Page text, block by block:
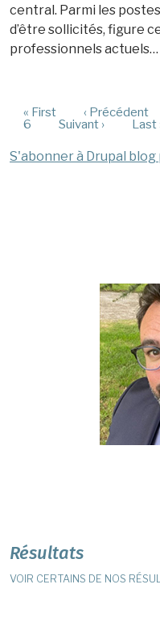
central. Parmi les
d’être sollicités, figure
professionnels actuels…
Pagination
Première page
« First Page
‹ Précédent
Page
6 Page suivante
Suivant › Last
S'abonner à Drupal blog
Résultats
VOIR CERTAINS DE NOS